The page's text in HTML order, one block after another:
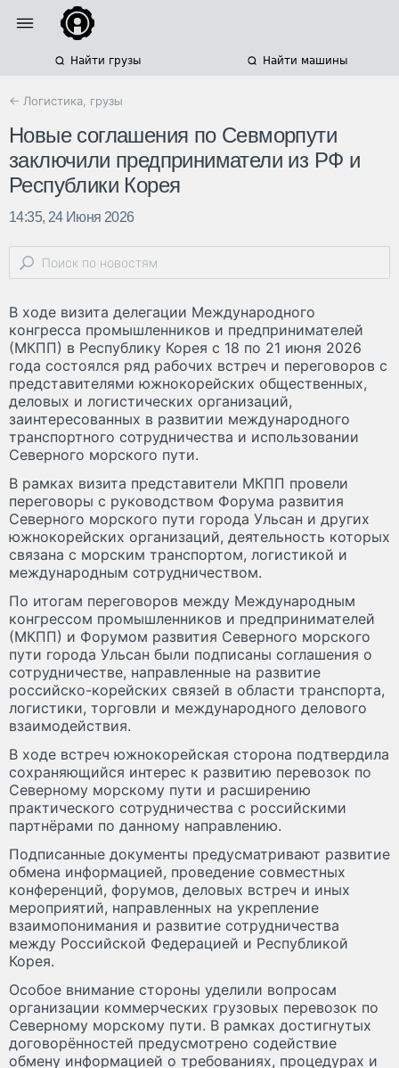
Найти грузы Найти машины
← Логистика, грузы
Новые соглашения по Севморпути
заключили предприниматели из РФ и
Республики Корея
14:35, 24 Июня 2026
В ходе визита делегации Международного
конгресса промышленников и предпринимателей
(МКПП) в Республику Корея с 18 по 21 июня 2026
года состоялся ряд рабочих встреч и переговоров с
представителями южнокорейских общественных,
деловых и логистических организаций,
заинтересованных в развитии международного
транспортного сотрудничества и использовании
Северного морского пути.
В рамках визита представители МКПП провели
переговоры с руководством Форума развития
Северного морского пути города Ульсан и других
южнокорейских организаций, деятельность которых
связана с морским транспортом, логистикой и
международным сотрудничеством.
По итогам переговоров между Международным
конгрессом промышленников и предпринимателей
(МКПП) и Форумом развития Северного морского
пути города Ульсан были подписаны соглашения о
сотрудничестве, направленные на развитие
российско-корейских связей в области транспорта,
логистики, торговли и международного делового
взаимодействия.
В ходе встреч южнокорейская сторона подтвердила
сохраняющийся интерес к развитию перевозок по
Северному морскому пути и расширению
практического сотрудничества с российскими
партнёрами по данному направлению.
Подписанные документы предусматривают развитие
обмена информацией, проведение совместных
конференций, форумов, деловых встреч и иных
мероприятий, направленных на укрепление
взаимопонимания и развитие сотрудничества
между Российской Федерацией и Республикой
Корея.
Особое внимание стороны уделили вопросам
организации коммерческих грузовых перевозок по
Северному морскому пути. В рамках достигнутых
договорённостей предусмотрено содействие
обмену информацией о требованиях, процедурах и